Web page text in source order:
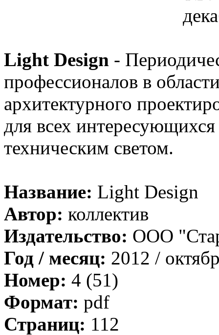
Light Design -
профессионалов в
архитектурного
для всех
техническим светом.
Название: Light Design
Автор: коллектив
Издательство: ООО
Год / месяц: 2012 /
Номер: 4 (51)
Формат: pdf
Страниц: 112